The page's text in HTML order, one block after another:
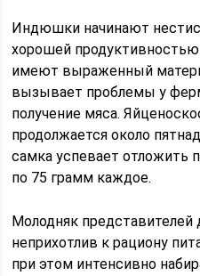
Индюшки начинают
хорошей
имеют выраженный
вызывает проблемы у
получение мяса.
продолжается около
самка успевает отложить
по 75 грамм каждое.
Молодняк представителей
неприхотлив к рациону
при этом интенсивно